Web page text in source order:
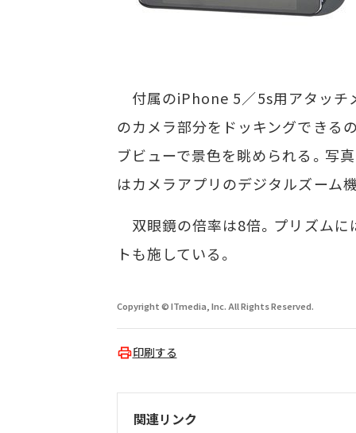
付属のiPhone 5／5s用アタッチ
のカメラ部分をドッキングできる
ブビューで景色を眺められる。写
はカメラアプリのデジタルズーム
双眼鏡の倍率は8倍。プリズムに
トも施している。
Copyright © ITmedia, Inc. All Rights Reserved.
印刷する
関連リンク